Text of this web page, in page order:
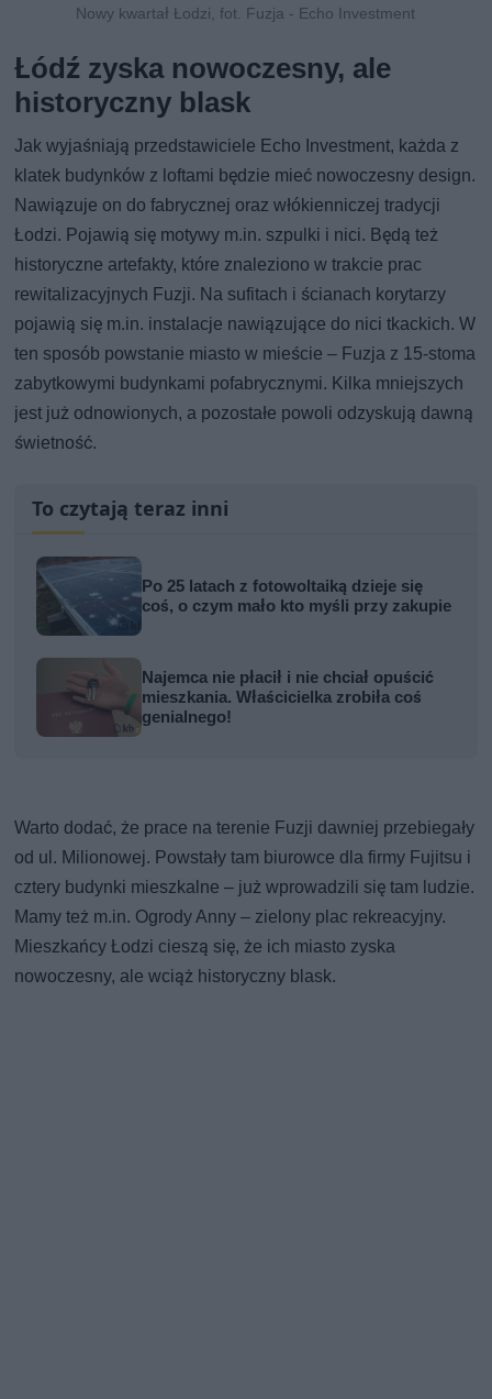
Nowy kwartał Łodzi, fot. Fuzja - Echo Investment
Łódź zyska nowoczesny, ale
historyczny blask
Jak wyjaśniają przedstawiciele Echo Investment, każda z
klatek budynków z loftami będzie mieć nowoczesny design.
Nawiązuje on do fabrycznej oraz włókienniczej tradycji
Łodzi. Pojawią się motywy m.in. szpulki i nici. Będą też
historyczne artefakty, które znaleziono w trakcie prac
rewitalizacyjnych Fuzji. Na sufitach i ścianach korytarzy
pojawią się m.in. instalacje nawiązujące do nici tkackich. W
ten sposób powstanie miasto w mieście – Fuzja z 15-stoma
zabytkowymi budynkami pofabrycznymi. Kilka mniejszych
jest już odnowionych, a pozostałe powoli odzyskują dawną
świetność.
To czytają teraz inni
Po 25 latach z fotowoltaiką dzieje się
coś, o czym mało kto myśli przy zakupie
Najemca nie płacił i nie chciał opuścić
mieszkania. Właścicielka zrobiła coś
genialnego!
Warto dodać, że prace na terenie Fuzji dawniej przebiegały
od ul. Milionowej. Powstały tam biurowce dla firmy Fujitsu i
cztery budynki mieszkalne – już wprowadzili się tam ludzie.
Mamy też m.in. Ogrody Anny – zielony plac rekreacyjny.
Mieszkańcy Łodzi cieszą się, że ich miasto zyska
nowoczesny, ale wciąż historyczny blask.